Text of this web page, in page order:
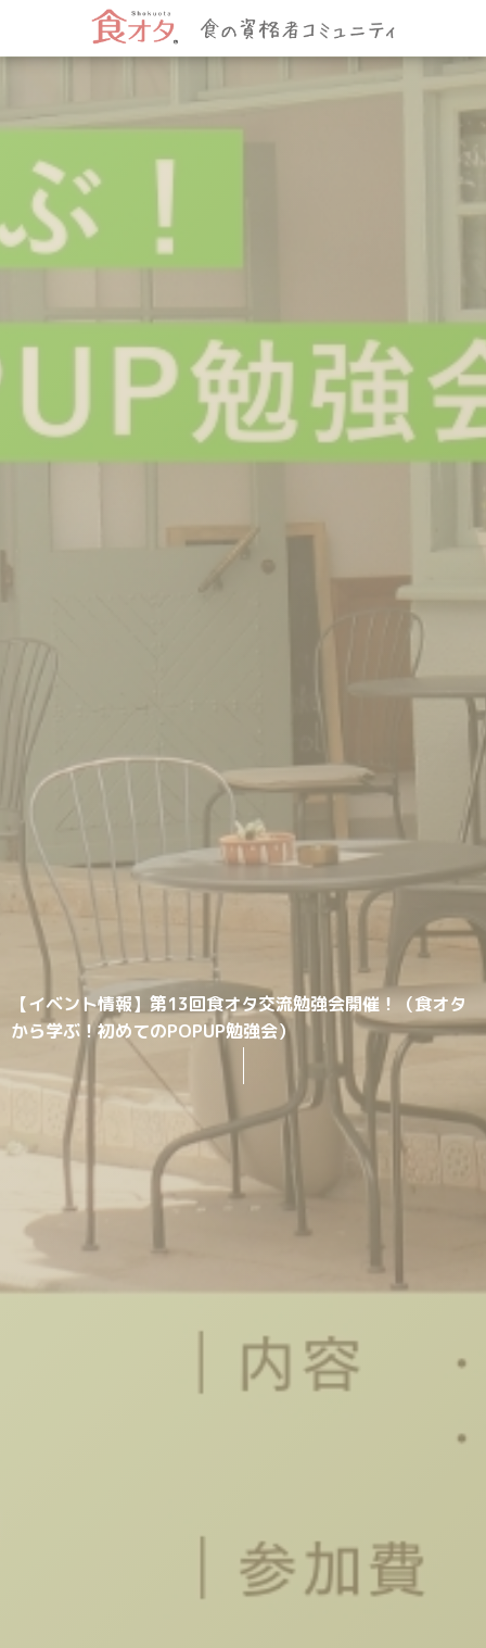
【イベント情報】第13回食オタ交流勉強会開催！（食オタ
から学ぶ！初めてのPOPUP勉強会）